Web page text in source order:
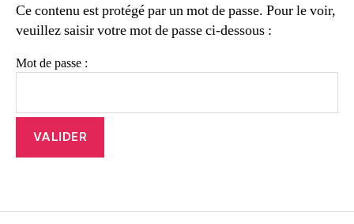
Ce contenu est protégé par un mot de passe. Pour le voir,
veuillez saisir votre mot de passe ci-dessous :
Mot de passe :